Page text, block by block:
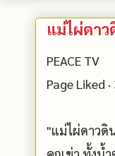
แม่ไผ่ดาว
PEACE TV
Page Liked ·
"แม่ไผ่ดาวดิ